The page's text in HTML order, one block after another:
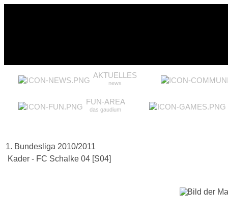
AKTUELLES
news
FUN-AREA
das gaudium
1. Bundesliga 2010/2011
Kader - FC Schalke 04 [S04]